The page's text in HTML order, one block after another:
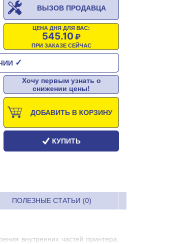
ВЫЗОВ ПРОДАВЦА
ЦЕНА ДНЯ ДЛЯ ВАС:
545.10
ПРИ ЗАКАЗЕ СЕЙЧАС
✓
Хочу первым узнать о
снижении цены!
ДОБАВИТЬ В КОРЗИНУ
КУПИТЬ
ПОЛЕЗНЫЕ СТАТЬИ (0)
внутренних частей принтера.